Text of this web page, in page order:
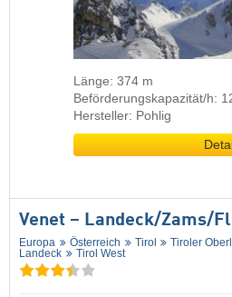
Länge: 374 m
Beförderungskapazität/h:
Hersteller: Pohlig
Venet – Landeck/​Zams/​
Europa Österreich Tirol
Tiroler
Landeck
Tirol West